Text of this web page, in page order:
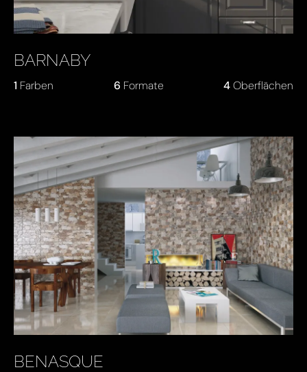
BARNABY
1 Farben 6 Formate 4Oberflächen
BENASQUE